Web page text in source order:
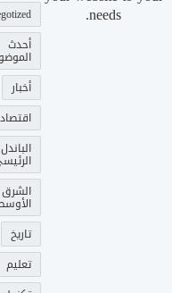
needs.
أحدث
أخبار
اقتصاد
الباندل
الشرق
تاريخ
تعليم